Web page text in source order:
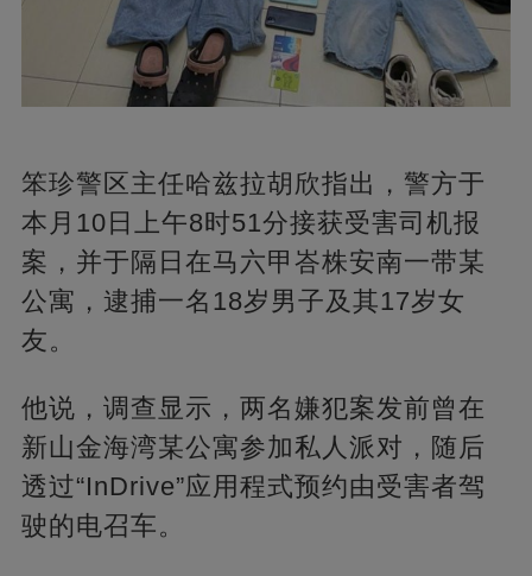
笨珍警区主任哈兹拉胡欣指出，警方于
本月10日上午8时51分接获受害司机报
案，并于隔日在马六甲峇株安南一带某
公寓，逮捕一名18岁男子及其17岁女
友。
他说，调查显示，两名嫌犯案发前曾在
新山金海湾某公寓参加私人派对，随后
透过“InDrive”应用程式预约由受害者驾
驶的电召车。